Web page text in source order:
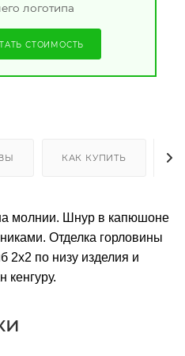
логотипа
СТОИМОСТЬ
КАК КУПИТЬ
молнии. Шнур в капюшоне
Отделка горловины
2х2 по низу изделия и
кенгуру.